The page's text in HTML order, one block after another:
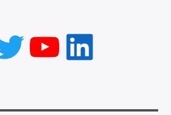
YouTube
LinkedIn